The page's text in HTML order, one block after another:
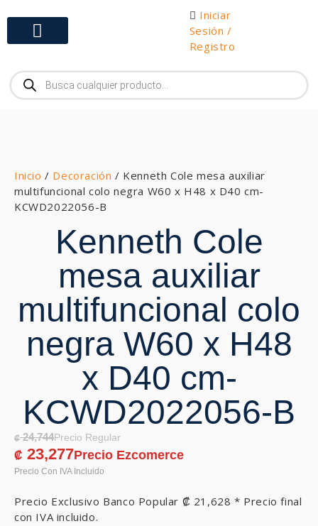
Iniciar
Sesión /
Registro
Inicio / Decoración / Kenneth Cole mesa auxiliar
multifuncional colo negra W60 x H48 x D40 cm-
KCWD2022056-B
Kenneth Cole
mesa auxiliar
multifuncional colo
negra W60 x H48
x D40 cm-
KCWD2022056-B
₡24,744
₡ 23,277
Precio Exclusivo Banco Popular ₡ 21,628 * Precio final
con IVA incluido.